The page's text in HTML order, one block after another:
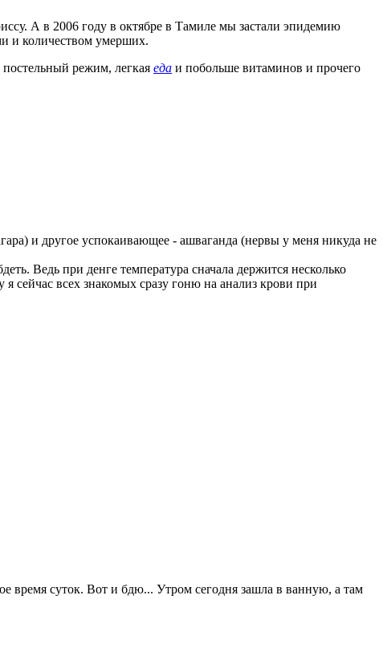
А в 2006 году в октябре в Тамиле мы застали эпидемию
и количеством умерших.
постельный режим, легкая еда и побольше витаминов и прочего
и другое успокаивающее - ашваганда (нервы у меня никуда не
Ведь при денге температура сначала держится несколько
сейчас всех знакомых сразу гоню на анализ крови при
время суток. Вот и бдю... Утром сегодня зашла в ванную, а там